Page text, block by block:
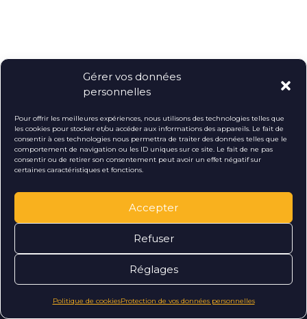
Gérer vos données
personnelles
Pour offrir les meilleures expériences, nous utilisons des technologies telles que
les cookies pour stocker et/ou accéder aux informations des appareils. Le fait de
consentir à ces technologies nous permettra de traiter des données telles que le
comportement de navigation ou les ID uniques sur ce site. Le fait de ne pas
consentir ou de retirer son consentement peut avoir un effet négatif sur
certaines caractéristiques et fonctions.
Accepter
Refuser
Réglages
Politique de cookiesProtection de vos données personnelles
Vous avez